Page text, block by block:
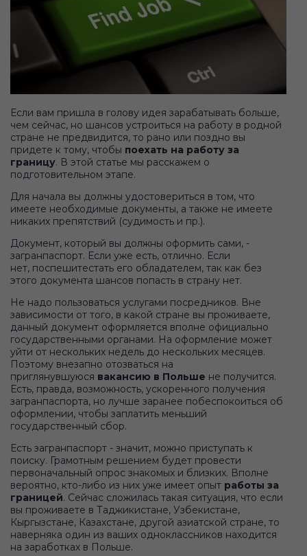
Если вам пришла в голову идея зарабатывать больше,
чем сейчас, но шансов устроиться на работу в родной
стране не предвидится, то рано или поздно вы
придете к тому, чтобы поехать на работу за
границу. В этой статье мы расскажем о
подготовительном этапе.
Для начала вы должны удостовериться в том, что
имеете необходимые документы, а также не имеете
никаких препятствий (судимость и пр.).
Документ, который вы должны оформить сами, -
загранпаспорт. Если уже есть, отлично. Если
нет, поспешитестать его обладателем, так как без
этого документа шансов попасть в страну нет.
Не надо пользоваться услугами посредников. Вне
зависимости от того, в какой стране вы проживаете,
данный документ оформляется вполне официально
государственными органами. На оформление может
уйти от нескольких недель до нескольких месяцев.
Поэтому внезапно отозваться на
приглянувшуюся вакансию в Польше не получится.
Есть, правда, возможность, ускоренного получения
загранпаспорта, но лучше заранее побеспокоиться об
оформлении, чтобы заплатить меньший
государственный сбор.
Есть загранпаспорт - значит, можно приступать к
поиску. Грамотным решением будет провести
первоначальный опрос знакомых и близких. Вполне
вероятно, кто-либо из них уже имеет опыт работы за
границей. Сейчас сложилась такая ситуация, что если
вы проживаете в Таджикистане, Узбекистане,
Кыргызстане, Казахстане, другой азиатской стране, то
наверняка один из ваших одноклассников находится
на заработках в Польше.